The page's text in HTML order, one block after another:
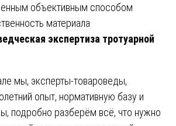
объективным способом
материала
экспертиза тротуарной
мы, эксперты-товароведы,
опыт, нормативную базу и
подробно разберём всё, что нужно